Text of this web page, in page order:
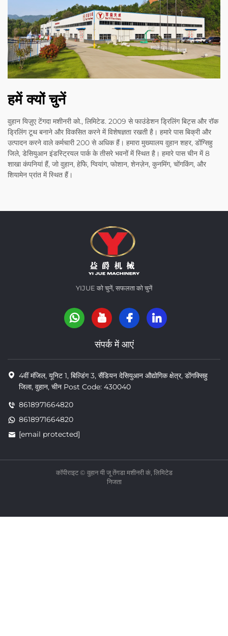
हमें क्यों चुनें
वुहान यिज़ुए टेंगदा मशीनरी को., लिमिटेड. 2009 से फाउंडेशन ड्रिलिंग बिट्स और रॉक
ड्रिलिंग टूथ बनाने और विकसित करने में विशेषज्ञता रखती है। हमारे पास बिक्री और
उत्पादन करने वाले कर्मचारी 200 से अधिक हैं। हमारा मुख्यालय वुहान शहर, डोंग्सिहु
जिले, डेसियुआन इंडस्ट्रियल पार्क के तीसरे भवनों में स्थित है। हमारे पास चीन में 8
शाखा कंपनियां हैं, जो वुहान, हेफेि, ग्वियांग, फोशान, शेनज़ेन, कुनमिंग, चोंगकिंग, और
शियामेन प्रांत में स्थित हैं।
YIJUE को चुनें, सफलता को चुनें
संपर्क में आएं
4वीं मंजिल, यूनिट 1, बिल्डिंग 3, सैंडियन देसियुआन औद्योगिक क्षेत्र, डोंगक्सिहु
जिला, वुहान, चीन Post Code: 430040
8618971664820
8618971664820
[email protected]
कॉपीराइट © वुहान यी जू तेंगडा मशीनरी कं, लिमिटेड
निजता